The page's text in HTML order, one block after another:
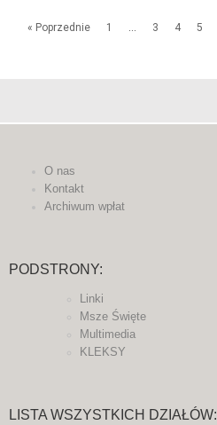
« Poprzednie 1 … 3 4 5
O nas
Kontakt
Archiwum wpłat
PODSTRONY:
Linki
Msze Święte
Multimedia
KLEKSY
LISTA WSZYSTKICH DZIAŁÓW: